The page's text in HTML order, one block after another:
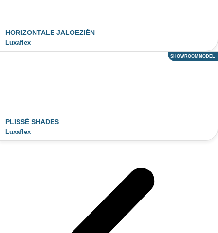
HORIZONTALE JALOEZIËN
Luxaflex
ACTIE
SHOWROOMMODEL
PLISSÉ SHADES
Luxaflex